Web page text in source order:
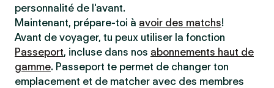
personnalité de l'avant.
Maintenant, prépare-toi à avoir des matchs!
Avant de voyager, tu peux utiliser la fonction
Passeport, incluse dans nos abonnements haut de
gamme. Passeport te permet de changer ton
emplacement et de matcher avec des membres